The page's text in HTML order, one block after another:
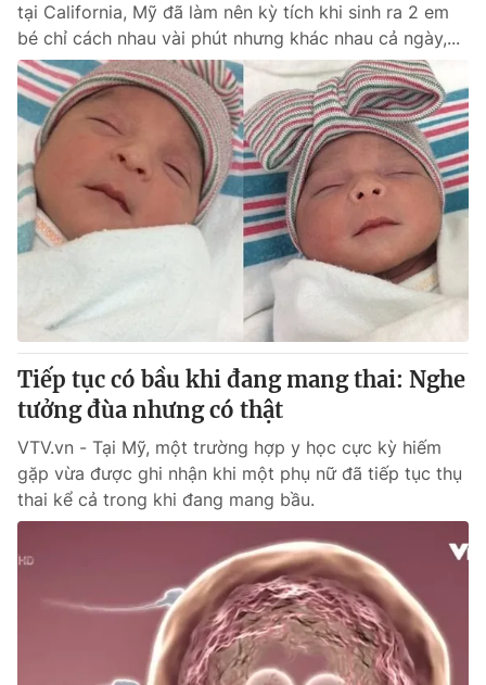
tại California, Mỹ đã làm nên kỳ tích khi sinh ra 2 em
bé chỉ cách nhau vài phút nhưng khác nhau cả ngày,...
Tiếp tục có bầu khi đang mang thai: Nghe
tưởng đùa nhưng có thật
VTV.vn - Tại Mỹ, một trường hợp y học cực kỳ hiếm
gặp vừa được ghi nhận khi một phụ nữ đã tiếp tục thụ
thai kể cả trong khi đang mang bầu.